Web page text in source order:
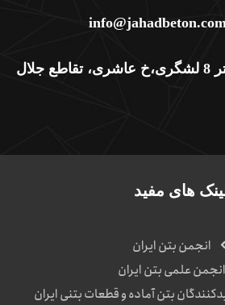
جلال
های مفید
انجمن بتن ایران
انجمن علمی بتن ایران
بتن آماده و قطعات بتنی ایران